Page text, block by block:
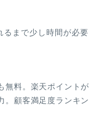
るまで少し時間が必要
無料。楽天ポイントが
。顧客満足度ランキン